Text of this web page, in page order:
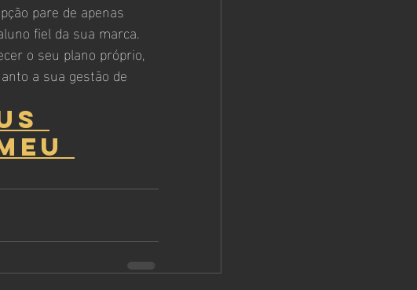
pare de apenas
fiel da sua marca.
o seu plano próprio,
a sua gestão de